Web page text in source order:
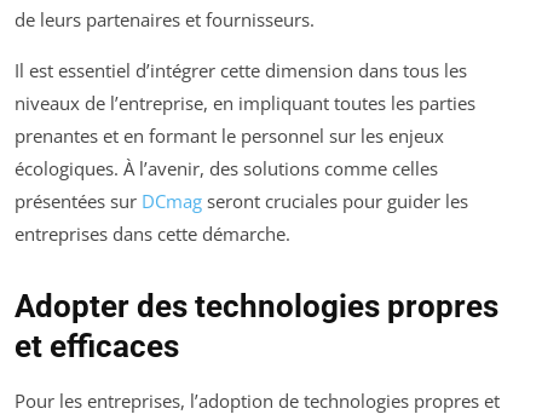
de leurs partenaires et fournisseurs.
Il est essentiel d’intégrer cette dimension dans tous les
niveaux de l’entreprise, en impliquant toutes les parties
prenantes et en formant le personnel sur les enjeux
écologiques. À l’avenir, des solutions comme celles
présentées sur DCmag seront cruciales pour guider les
entreprises dans cette démarche.
Adopter des technologies propres
et efficaces
Pour les entreprises, l’adoption de technologies propres et